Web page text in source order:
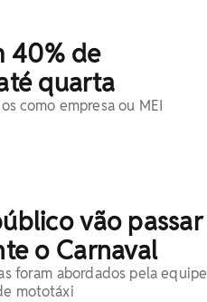
40% de
quarta
como empresa ou MEI
vão passar
o Carnaval
foram abordados pela equipe
mototáxi